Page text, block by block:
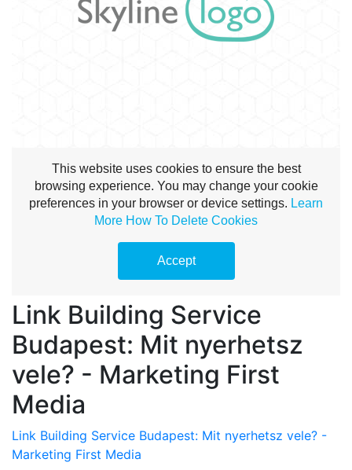
Link Building Service
Budapest: Mit nyerhetsz
vele? - Marketing First
Media
Link Building Service Budapest: Mit nyerhetsz vele? -
Marketing First Media